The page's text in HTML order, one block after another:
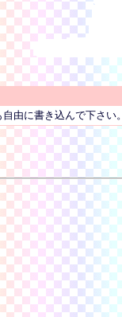
由に書き込んで下さい。